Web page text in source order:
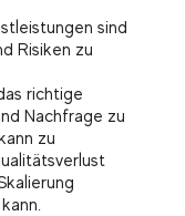
sind
Risiken zu
richtige
Nachfrage zu
zu